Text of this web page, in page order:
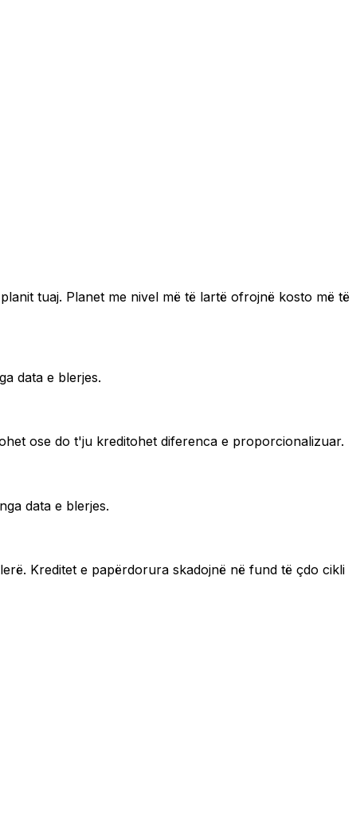
tuaj. Planet me nivel më të lartë ofrojnë kosto më të
data e blerjes.
ose do t'ju kreditohet diferenca e proporcionalizuar.
data e blerjes.
Kreditet e papërdorura skadojnë në fund të çdo cikli